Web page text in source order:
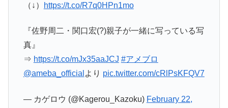
（↓）
https://t.co/R7q0HPn1mo
『佐野周二・関口宏(?)親子が一緒に写っている写
真』
⇒ https://t.co/mJx35aaJCJ #アメブロ
@ameba_official より pic.twitter.com/cRlPsKFQV7
— カゲロウ (@Kagerou_Kazoku) February 22,